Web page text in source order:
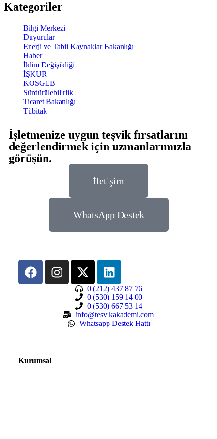
Kategoriler
Bilgi Merkezi
Duyurular
Enerji ve Tabii Kaynaklar Bakanlığı
Haber
İklim Değişikliği
İŞKUR
KOSGEB
Sürdürülebilirlik
Ticaret Bakanlığı
Tübitak
İşletmenize uygun teşvik fırsatlarını
değerlendirmek için uzmanlarımızla
görüşün.
İletişim
WhatsApp Destek
0 (212) 437 87 76
0 (530) 159 14 00
0 (530) 667 53 14
info@tesvikakademi.com
Whatsapp Destek Hattı
Kurumsal